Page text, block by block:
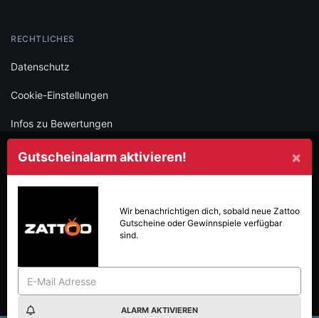
×
Gutscheinalarm aktivieren!
Wir benachrichtigen dich, sobald neue Zattoo
Gutscheine oder Gewinnspiele verfügbar
sind.
ALARM AKTIVIEREN
RECHTLICHES
Datenschutz
Cookie-Einstellungen
Infos zu Bewertungen
AGB
Folge iamstudent und verpasse keine Deals mehr.
Made with in Vienna.